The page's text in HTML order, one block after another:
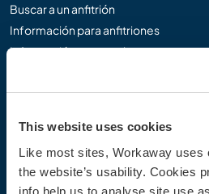
This website uses cookies
Like most sites, Workaway uses
the website’s usability. Cookies
info help us to analyse site use
Buscar a un anfitrión
Información para anfitriones
Información para workawayers
Registrarse como anfitrión
Descuentos y Socios